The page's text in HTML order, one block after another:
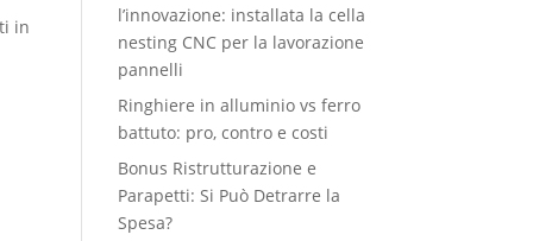
in
l’innovazione: installata la cella
nesting CNC per la lavorazione
pannelli
Ringhiere in alluminio vs ferro
battuto: pro, contro e costi
Bonus Ristrutturazione e
Parapetti: Si Può Detrarre la
Spesa?